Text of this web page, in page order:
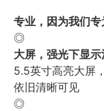
专业，因为我们
◎
大屏，强光下显示
5.5英寸高亮大屏
依旧清晰可见
◎